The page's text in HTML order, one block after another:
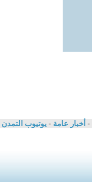
- أخبار عامة - يوتيوب التمدن